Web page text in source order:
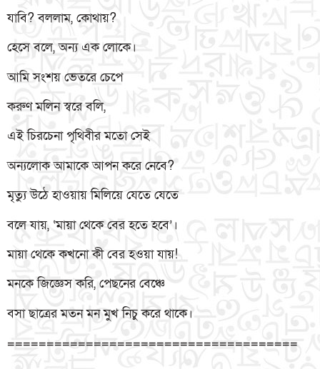
যাবি? বললাম, কোথায়?
হেসে বলে, অন্য এক লোকে।
আমি সংশয় ভেতরে চেপে
করুণ মলিন স্বরে বলি,
এই চিরচেনা পৃথিবীর মতো সেই
অন্যলোক আমাকে আপন করে নেবে?
মৃত্যু উঠে হাওয়ায় মিলিয়ে যেতে যেতে
বলে যায়, ‘মায়া থেকে বের হতে হবে’।
মায়া থেকে কখনো কী বের হওয়া যায়!
মনকে জিজ্ঞেস করি, পেছনের বেঞ্চে
বসা ছাত্রের মতন মন মুখ নিচু করে থাকে।
=====================================